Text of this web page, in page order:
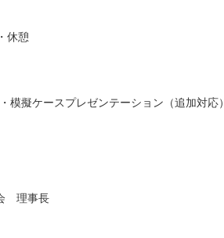
休憩
模擬ケースプレゼンテーション（追加対応）
理事長